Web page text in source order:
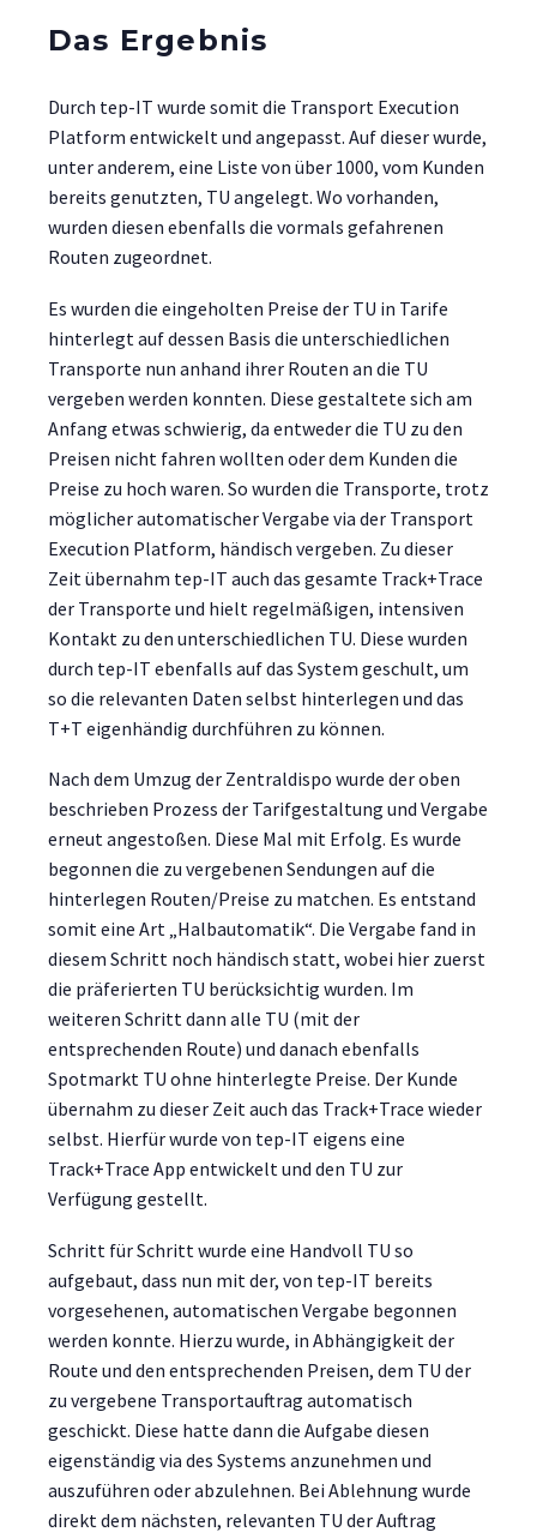
Das Ergebnis
Durch tep-IT wurde somit die Transport Execution
Platform entwickelt und angepasst. Auf dieser wurde,
unter anderem, eine Liste von über 1000, vom Kunden
bereits genutzten, TU angelegt. Wo vorhanden,
wurden diesen ebenfalls die vormals gefahrenen
Routen zugeordnet.
Es wurden die eingeholten Preise der TU in Tarife
hinterlegt auf dessen Basis die unterschiedlichen
Transporte nun anhand ihrer Routen an die TU
vergeben werden konnten. Diese gestaltete sich am
Anfang etwas schwierig, da entweder die TU zu den
Preisen nicht fahren wollten oder dem Kunden die
Preise zu hoch waren. So wurden die Transporte, trotz
möglicher automatischer Vergabe via der Transport
Execution Platform, händisch vergeben. Zu dieser
Zeit übernahm tep-IT auch das gesamte Track+Trace
der Transporte und hielt regelmäßigen, intensiven
Kontakt zu den unterschiedlichen TU. Diese wurden
durch tep-IT ebenfalls auf das System geschult, um
so die relevanten Daten selbst hinterlegen und das
T+T eigenhändig durchführen zu können.
Nach dem Umzug der Zentraldispo wurde der oben
beschrieben Prozess der Tarifgestaltung und Vergabe
erneut angestoßen. Diese Mal mit Erfolg. Es wurde
begonnen die zu vergebenen Sendungen auf die
hinterlegen Routen/Preise zu matchen. Es entstand
somit eine Art „Halbautomatik“. Die Vergabe fand in
diesem Schritt noch händisch statt, wobei hier zuerst
die präferierten TU berücksichtig wurden. Im
weiteren Schritt dann alle TU (mit der
entsprechenden Route) und danach ebenfalls
Spotmarkt TU ohne hinterlegte Preise. Der Kunde
übernahm zu dieser Zeit auch das Track+Trace wieder
selbst. Hierfür wurde von tep-IT eigens eine
Track+Trace App entwickelt und den TU zur
Verfügung gestellt.
Schritt für Schritt wurde eine Handvoll TU so
aufgebaut, dass nun mit der, von tep-IT bereits
vorgesehenen, automatischen Vergabe begonnen
werden konnte. Hierzu wurde, in Abhängigkeit der
Route und den entsprechenden Preisen, dem TU der
zu vergebene Transportauftrag automatisch
geschickt. Diese hatte dann die Aufgabe diesen
eigenständig via des Systems anzunehmen und
auszuführen oder abzulehnen. Bei Ablehnung wurde
direkt dem nächsten, relevanten TU der Auftrag